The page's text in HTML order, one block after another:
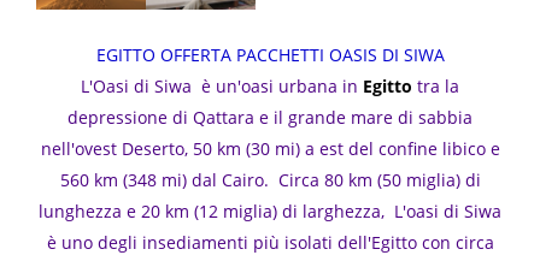
EGITTO OFFERTA PACCHETTI OASIS DI SIWA
L'Oasi di Siwa è un'oasi urbana in Egitto tra la
depressione di Qattara e il grande mare di sabbia
nell'ovest Deserto, 50 km (30 mi) a est del confine libico e
560 km (348 mi) dal Cairo. Circa 80 km (50 miglia) di
lunghezza e 20 km (12 miglia) di larghezza, L'oasi di Siwa
è uno degli insediamenti più isolati dell'Egitto con circa